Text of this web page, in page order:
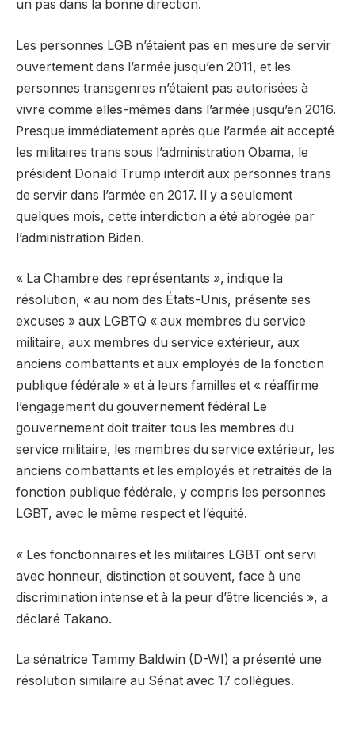
un pas dans la bonne direction.
Les personnes LGB n’étaient pas en mesure de servir
ouvertement dans l’armée jusqu’en 2011, et les
personnes transgenres n’étaient pas autorisées à
vivre comme elles-mêmes dans l’armée jusqu’en 2016.
Presque immédiatement après que l’armée ait accepté
les militaires trans sous l’administration Obama, le
président Donald Trump interdit aux personnes trans
de servir dans l’armée en 2017. Il y a seulement
quelques mois, cette interdiction a été abrogée par
l’administration Biden.
« La Chambre des représentants », indique la
résolution, « au nom des États-Unis, présente ses
excuses » aux LGBTQ « aux membres du service
militaire, aux membres du service extérieur, aux
anciens combattants et aux employés de la fonction
publique fédérale » et à leurs familles et « réaffirme
l’engagement du gouvernement fédéral Le
gouvernement doit traiter tous les membres du
service militaire, les membres du service extérieur, les
anciens combattants et les employés et retraités de la
fonction publique fédérale, y compris les personnes
LGBT, avec le même respect et l’équité.
« Les fonctionnaires et les militaires LGBT ont servi
avec honneur, distinction et souvent, face à une
discrimination intense et à la peur d’être licenciés », a
déclaré Takano.
La sénatrice Tammy Baldwin (D-WI) a présenté une
résolution similaire au Sénat avec 17 collègues.